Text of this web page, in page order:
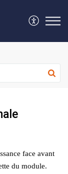
face avant
du module.